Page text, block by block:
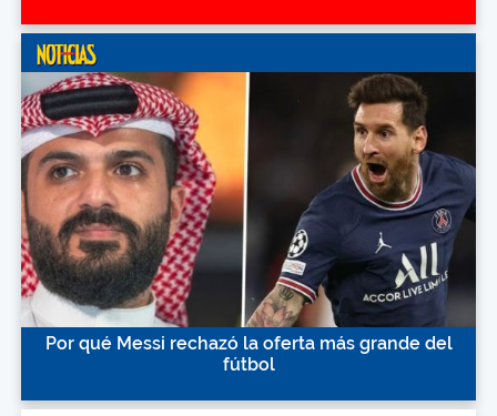
Por qué Messi rechazó la oferta más grande del
fútbol